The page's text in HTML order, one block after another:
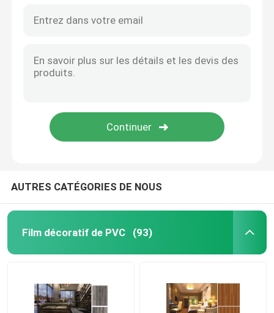
Plancher de vinyle de peau et de bâton
Plancher en bois de vinyle
AUTRES CATÉGORIES DE NOUS
Film décoratif de PVC (93)